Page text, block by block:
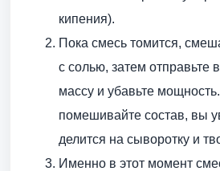
кипения).
Пока смесь томится,
с солью, затем отправьте
массу и убавьте
помешивайте состав, вы
делится на сыворотку и
Именно в этот момент